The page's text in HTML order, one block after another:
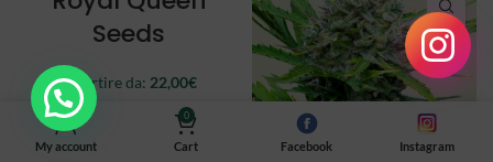
Seeds
A partire da: 22,00€
3 semi
My account
0
Cart Facebook Instagram